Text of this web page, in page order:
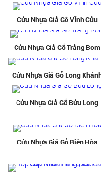
Cửu Nhựa Giả Gỗ VĨnh Cửu
Cửu Nhựa Giả Gỗ Trảng Bom
Cửu Nhựa Giả Gỗ Long
Cửu Nhựa Giả Gỗ Bửu Long
Cửu Nhựa Giả Gỗ Biên Hòa